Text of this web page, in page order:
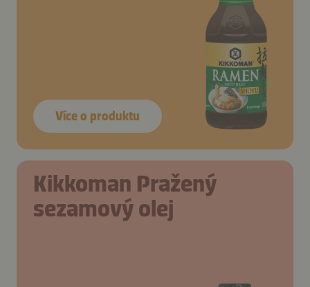
Více o produktu
Kikkoman Pražený
sezamový olej